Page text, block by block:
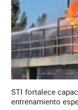
STI fortalece
entrenamiento